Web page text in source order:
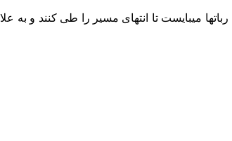
میبایست تا انتهای مسیر را طی کنند و به